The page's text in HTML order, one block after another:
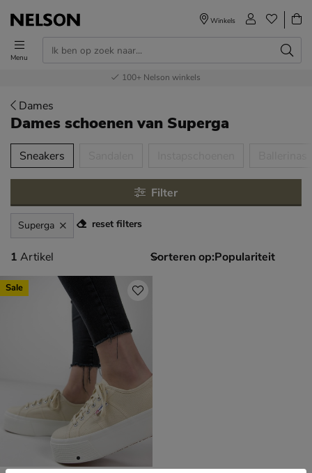
Menu
Winkels
Voor 23.00u besteld,volgende dag in huis
Gratisverzending en retour
Bestel nu,betaal later
100+ Nelson winkels
Dames
Dames schoenenvan Superga
over
Sneakers
Filter
Superga reset filters
1 artikel
1 Artikel Sorteren op:
Sale